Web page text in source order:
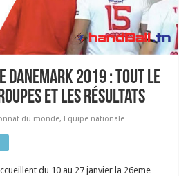
Danemark 2019 : tout le
et les résultats
du monde, Equipe nationale
du 10 au 27 janvier la 26eme